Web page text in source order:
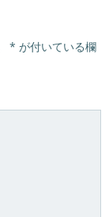
* が付いている欄